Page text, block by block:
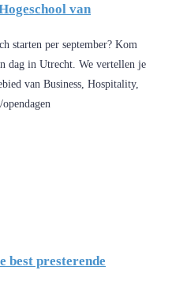
van
starten per september? Kom
dag in Utrecht. We vertellen je
van Business, Hospitality,
best presterende